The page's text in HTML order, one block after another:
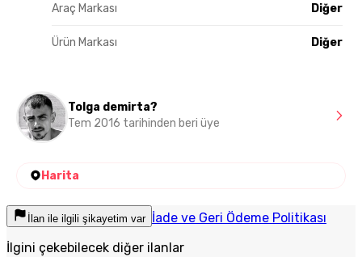
Araç Markası Diğer
Ürün Markası Diğer
Tolga demirta?
Tem 2016 tarihinden beri üye
Harita
İlan ile ilgili şikayetim var İade ve Geri Ödeme Politikası
İlgini çekebilecek diğer ilanlar